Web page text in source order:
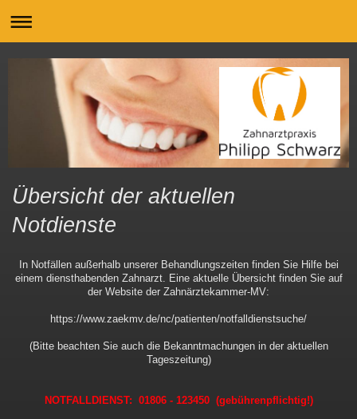
Übersicht der aktuellen
Notdienste
In Notfällen außerhalb unserer Behandlungszeiten finden Sie Hilfe bei
einem diensthabenden Zahnarzt. Eine aktuelle Übersicht finden Sie auf
der Website der Zahnärztekammer-MV:
https://www.zaekmv.de/nc/patienten/notfalldienstsuche/
(Bitte beachten Sie auch die Bekanntmachungen in der aktuellen
Tageszeitung)
NOTFALLDIENST: 01806 - 123450 (gebührenpflichtig!)